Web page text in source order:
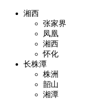
湘西
张家界
凤凰
湘西
怀化
长株潭
株洲
韶山
湘潭